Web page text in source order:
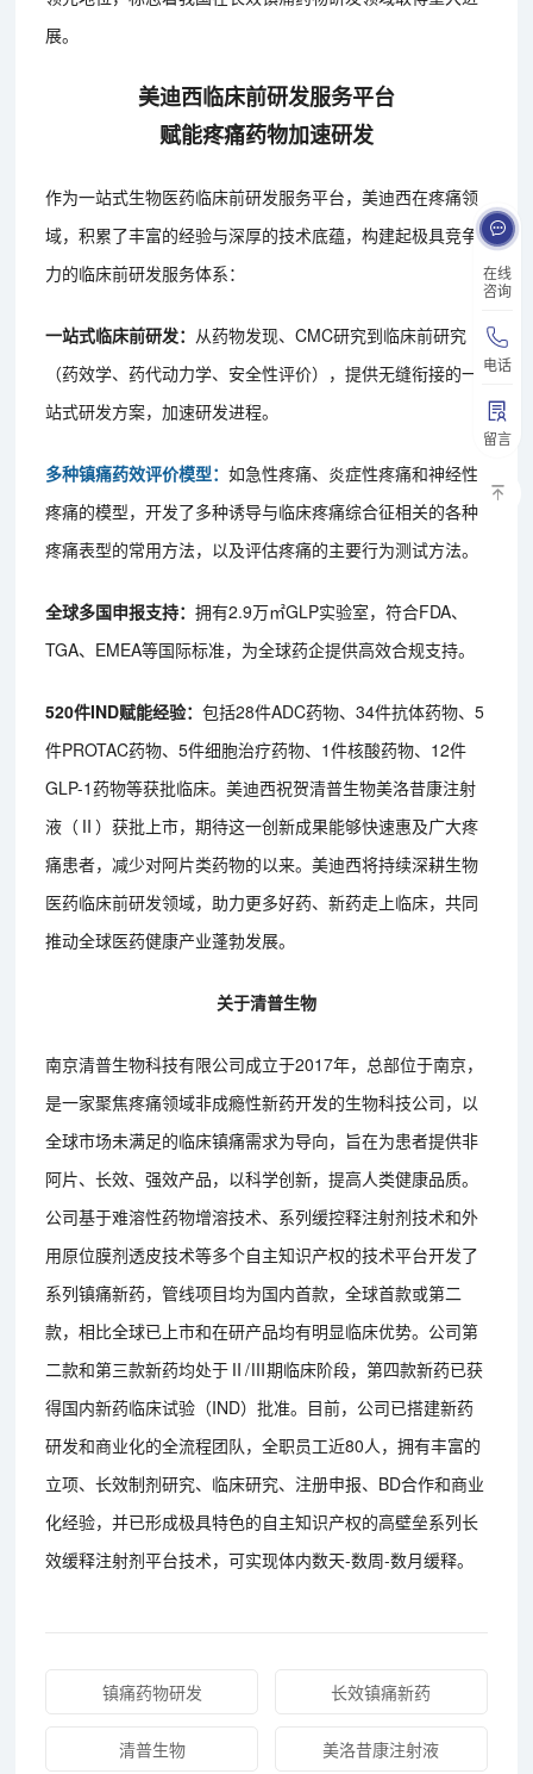
在线
咨询
电话
留言
展。
美迪西临床前研发服务平台
赋能疼痛药物加速研发
作为一站式生物医药临床前研发服务平台，美迪西在疼痛领
域，积累了丰富的经验与深厚的技术底蕴，构建起极具竞争
力的临床前研发服务体系：
一站式临床前研发： 从药物发现、CMC研究到临床前研究
（药效学、药代动力学、安全性评价），提供无缝衔接的一
站式研发方案，加速研发进程。
多种镇痛药效评价模型：如急性疼痛、炎症性疼痛和神经性
疼痛的模型，开发了多种诱导与临床疼痛综合征相关的各种
疼痛表型的常用方法，以及评估疼痛的主要行为测试方法。
全球多国申报支持：拥有2.9万㎡GLP实验室，符合FDA、
TGA、EMEA等国际标准，为全球药企提供高效合规支持。
520件IND赋能经验：包括28件ADC药物、34件抗体药物、5
件PROTAC药物、5件细胞治疗药物、1件核酸药物、12件
GLP-1药物等获批临床。美迪西祝贺清普生物美洛昔康注射
液（Ⅱ）获批上市，期待这一创新成果能够快速惠及广大疼
痛患者，减少对阿片类药物的以来。美迪西将持续深耕生物
医药临床前研发领域，助力更多好药、新药走上临床，共同
推动全球医药健康产业蓬勃发展。
关于清普生物
南京清普生物科技有限公司成立于2017年，总部位于南京，
是一家聚焦疼痛领域非成瘾性新药开发的生物科技公司，以
全球市场未满足的临床镇痛需求为导向，旨在为患者提供非
阿片、长效、强效产品，以科学创新，提高人类健康品质。
公司基于难溶性药物增溶技术、系列缓控释注射剂技术和外
用原位膜剂透皮技术等多个自主知识产权的技术平台开发了
系列镇痛新药，管线项目均为国内首款，全球首款或第二
款，相比全球已上市和在研产品均有明显临床优势。公司第
二款和第三款新药均处于Ⅱ/Ⅲ期临床阶段，第四款新药已获
得国内新药临床试验（IND）批准。目前，公司已搭建新药
研发和商业化的全流程团队，全职员工近80人，拥有丰富的
立项、长效制剂研究、临床研究、注册申报、BD合作和商业
化经验，并已形成极具特色的自主知识产权的高壁垒系列长
效缓释注射剂平台技术，可实现体内数天-数周-数月缓释。
镇痛药物研发 长效镇痛新药
清普生物 美洛昔康注射液